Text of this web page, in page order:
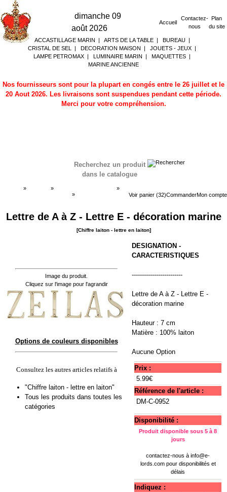
dimanche 09
août 2026
Accueil
Contactez-
nous
Plan
du site
ACCASTILLAGE MARIN | ARTS DE LA TABLE| BUREAU|
CRISTAL DE SEL
| DECORATION MAISON | JOUETS - JEUX |
LAMPE PETROMAX | LUMINAIRE MARIN | MAQUETTES |
MARINE ANCIENNE
Nos fournisseurs sont pour la plupart en congés entre le 26 juillet et le
20 Aout 2026. Les livraisons sont suspendues pendant cette période.
Merci pour votre compréhension.
Recherchez un produit
dans le catalogue
Voir panier (32)CommanderMon compte
» »
»
»
Lettre de A à Z - Lettre E - décoration marine
[Chiffre laiton - lettre en laiton]
Image du produit.
Cliquez sur l'image pour l'agrandir
Options de couleurs disponibles
Consultez les autres articles relatifs à
"Chiffre laiton - lettre en laiton"
Tous les produits dans toutes les
catégories
DESIGNATION -
CARACTERISTIQUES
-------------------------
Lettre de A à Z - Lettre E -
décoration marine
Hauteur : 7 cm
Matière : 100% laiton
Aucune Option
Prix :
5.99€
Référence de l'article :
DM-C-0952
Disponibilité :
Produit disponible sous 5 à 8
jours
contactez-nous à info@e-
lords.compour disponibilités et
délais
Indiquez :